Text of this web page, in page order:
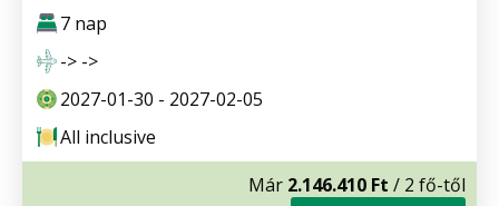
7 nap
-> ->
2027-01-30 - 2027-02-05
All inclusive
Már 2.146.410 Ft / 2 fő-től